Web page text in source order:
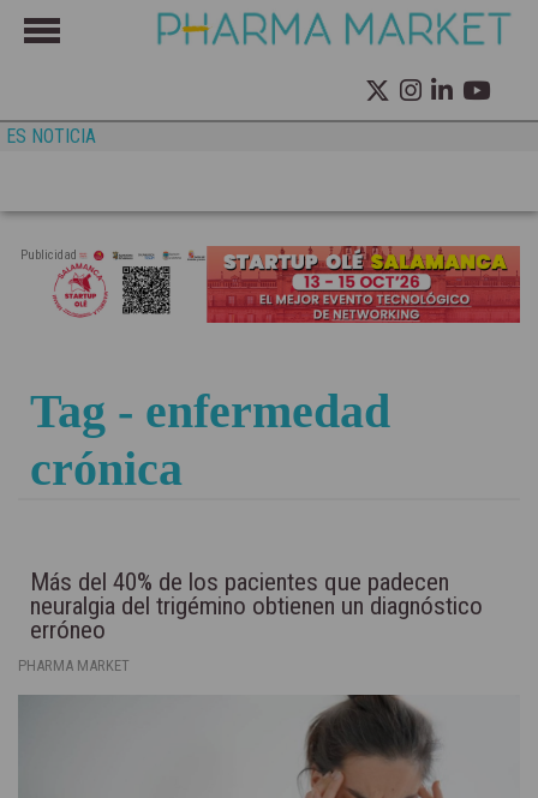
ES NOTICIA
Publicidad
Tag - enfermedad
crónica
Más del 40% de los pacientes que padecen
neuralgia del trigémino obtienen un diagnóstico
erróneo
PHARMA MARKET